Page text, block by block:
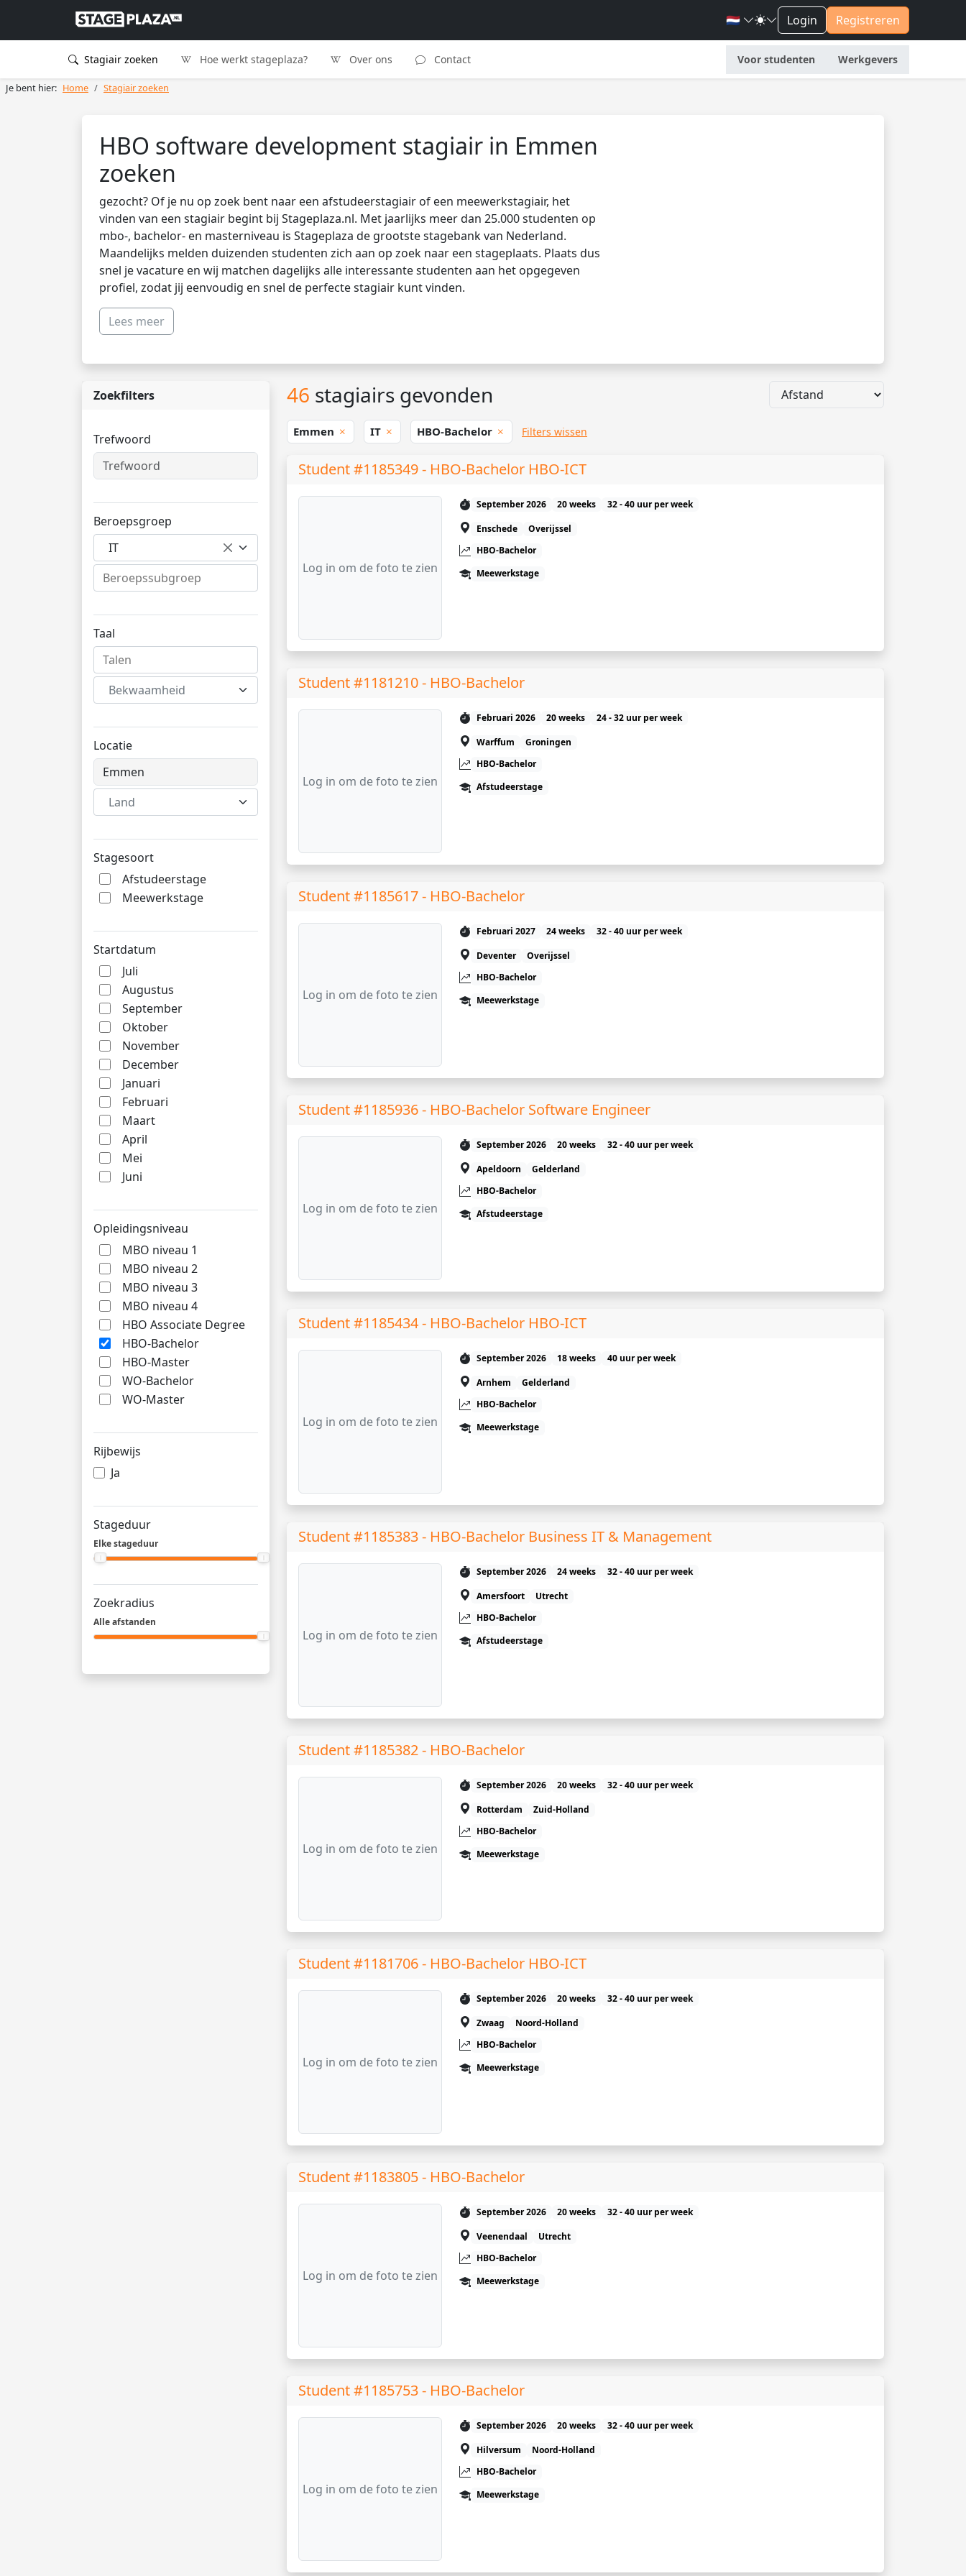
🇳🇱 Login Registreren
Stagiair zoeken Hoe werkt stageplaza? Over ons Contact Voor studenten Werkgevers
Je bent hier: Home Stagiair zoeken
HBO software development stagiair in Emmen
zoeken
gezocht? Of je nu op zoek bent naar een afstudeerstagiair of een meewerkstagiair, het
vinden van een stagiair begint bij Stageplaza.nl. Met jaarlijks meer dan 25.000 studenten op
mbo-, bachelor- en masterniveau is Stageplaza de grootste stagebank van Nederland.
Maandelijks melden duizenden studenten zich aan op zoek naar een stageplaats. Plaats dus
snel je vacature en wij matchen dagelijks alle interessante studenten aan het opgegeven
profiel, zodat jij eenvoudig en snel de perfecte stagiair kunt vinden.
Lees meer
Zoekfilters
Trefwoord
Beroepsgroep
IT
Taal
Bekwaamheid
Locatie
Land
Stagesoort
Afstudeerstage
Meewerkstage
Startdatum
Juli
Augustus
September
Oktober
November
December
Januari
Februari
Maart
April
Mei
Juni
Opleidingsniveau
MBO niveau 1
MBO niveau 2
MBO niveau 3
MBO niveau 4
HBO Associate Degree
HBO-Bachelor
HBO-Master
WO-Bachelor
WO-Master
Rijbewijs
Ja
Stageduur
Elke stageduur
Zoekradius
Alle afstanden
46 stagiairs gevonden
Emmen IT HBO-Bachelor Filters wissen
Student #1185349 - HBO-Bachelor HBO-ICT
Log in om de foto te zien
September 2026 20 weeks
32 - 40 uur per week
Enschede
Overijssel
HBO-Bachelor
Meewerkstage
Student #1181210 - HBO-Bachelor
Log in om de foto te zien
Februari 2026 20 weeks
24 - 32 uur per week
Warffum
Groningen
HBO-Bachelor
Afstudeerstage
Student #1185617 - HBO-Bachelor
Log in om de foto te zien
Februari 2027 24 weeks
32 - 40 uur per week
Deventer
Overijssel
HBO-Bachelor
Meewerkstage
Student #1185936 - HBO-Bachelor Software Engineer
Log in om de foto te zien
September 2026 20 weeks
32 - 40 uur per week
Apeldoorn
Gelderland
HBO-Bachelor
Afstudeerstage
Student #1185434 - HBO-Bachelor HBO-ICT
Log in om de foto te zien
September 2026 18 weeks
40 uur per week
Arnhem
Gelderland
HBO-Bachelor
Meewerkstage
Student #1185383 - HBO-Bachelor Business IT & Management
Log in om de foto te zien
September 2026 24 weeks
32 - 40 uur per week
Amersfoort
Utrecht
HBO-Bachelor
Afstudeerstage
Student #1185382 - HBO-Bachelor
Log in om de foto te zien
September 2026 20 weeks
32 - 40 uur per week
Rotterdam
Zuid-Holland
HBO-Bachelor
Meewerkstage
Student #1181706 - HBO-Bachelor HBO-ICT
Log in om de foto te zien
September 2026 20 weeks
32 - 40 uur per week
Zwaag
Noord-Holland
HBO-Bachelor
Meewerkstage
Student #1183805 - HBO-Bachelor
Log in om de foto te zien
September 2026 20 weeks
32 - 40 uur per week
Veenendaal
Utrecht
HBO-Bachelor
Meewerkstage
Student #1185753 - HBO-Bachelor
Log in om de foto te zien
September 2026 20 weeks
32 - 40 uur per week
Hilversum
Noord-Holland
HBO-Bachelor
Meewerkstage